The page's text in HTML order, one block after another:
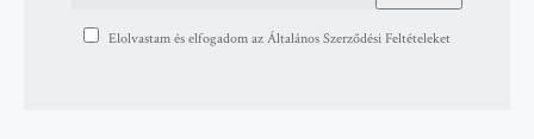
Elolvastam és elfogadom az Általános Szerződési Feltételeket